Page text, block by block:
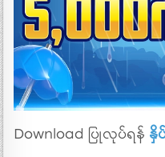
Download ပြုလုပ်ရန် နှိ